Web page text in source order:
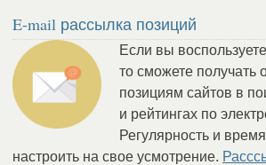
E-mail рассылка позиций
Если вы
то сможете получать
позициям сайтов в
и рейтингах по
Регулярность и
настроить на свое усмотрение.